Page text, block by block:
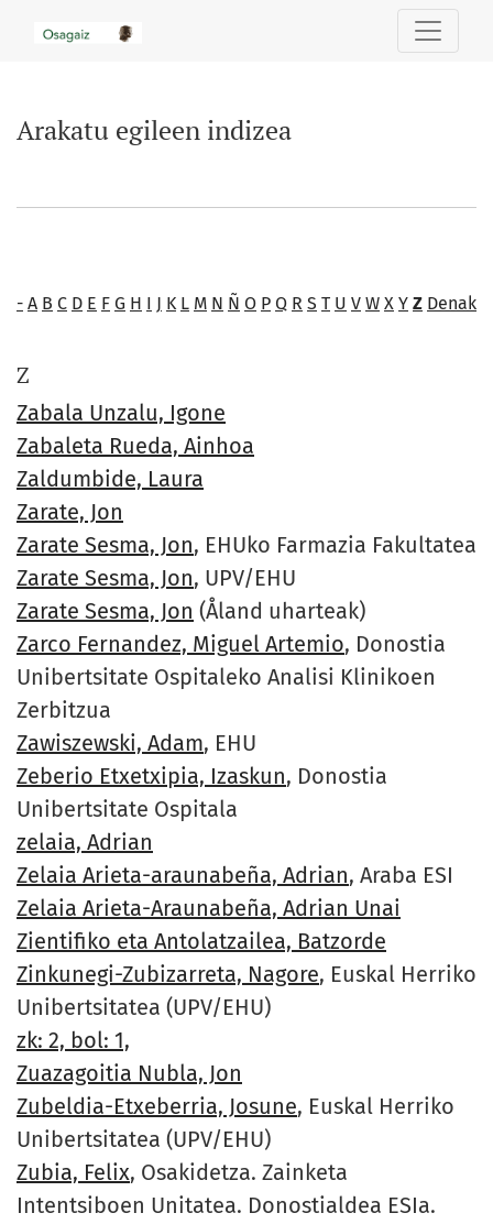
Arakatu egileen indizea
- A B C D E F G H I J K L M N Ñ O P Q R S T U V W X Y Z Denak
Z
Zabala Unzalu, Igone
Zabaleta Rueda, Ainhoa
Zaldumbide, Laura
Zarate, Jon
Zarate Sesma, Jon, EHUko Farmazia Fakultatea
Zarate Sesma, Jon, UPV/EHU
Zarate Sesma, Jon (Åland uharteak)
Zarco Fernandez, Miguel Artemio, Donostia
Unibertsitate Ospitaleko Analisi Klinikoen
Zerbitzua
Zawiszewski, Adam, EHU
Zeberio Etxetxipia, Izaskun, Donostia
Unibertsitate Ospitala
zelaia, Adrian
Zelaia Arieta-araunabeña, Adrian, Araba ESI
Zelaia Arieta-Araunabeña, Adrian Unai
Zientifiko eta Antolatzailea, Batzorde
Zinkunegi-Zubizarreta, Nagore, Euskal Herriko
Unibertsitatea (UPV/EHU)
zk: 2, bol: 1,
Zuazagoitia Nubla, Jon
Zubeldia-Etxeberria, Josune, Euskal Herriko
Unibertsitatea (UPV/EHU)
Zubia, Felix, Osakidetza. Zainketa
Intentsiboen Unitatea. Donostialdea ESIa.